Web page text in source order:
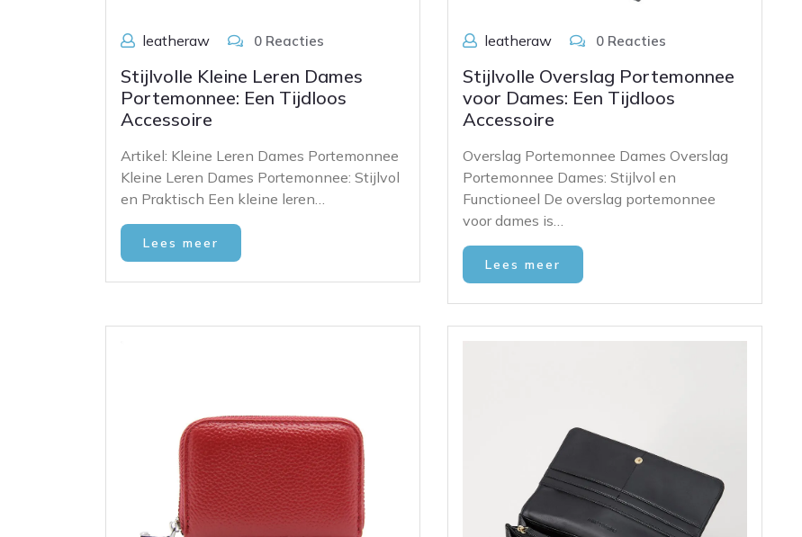
leatheraw 0 Reacties
Stijlvolle Kleine Leren Dames
Portemonnee: Een Tijdloos
Accessoire
Artikel: Kleine Leren Dames Portemonnee
Kleine Leren Dames Portemonnee: Stijlvol
en Praktisch Een kleine leren…
Lees meer
leatheraw 0 Reacties
Stijlvolle Overslag Portemonnee
voor Dames: Een Tijdloos
Accessoire
Overslag Portemonnee Dames Overslag
Portemonnee Dames: Stijlvol en
Functioneel De overslag portemonnee
voor dames is…
Lees meer